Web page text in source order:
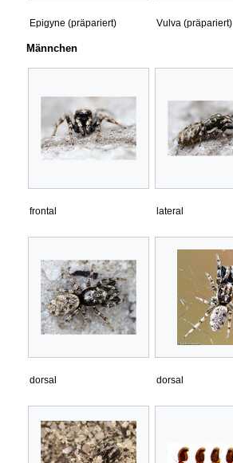
Epigyne (präpariert) Vulva (präpariert)
Männchen
frontal lateral
dorsal dorsal